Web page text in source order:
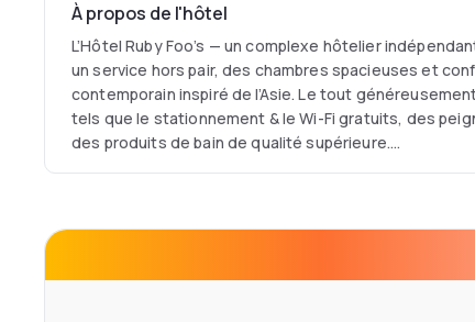
À propos de l'hôtel
L’Hôtel Ruby Foo’s — un complexe hôtelier
un service hors pair, des chambres spacieuses et
contemporain inspiré de l’Asie. Le tout
tels que le stationnement & le Wi-Fi gratuits, des
des produits de bain de qualité supérieure.
ne nommer que ceux-là !— alors, ne manquez pas
l’expérience Ruby Foo’s.